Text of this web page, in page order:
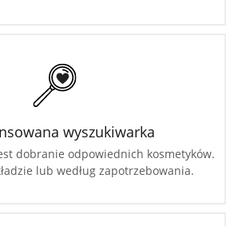
wyszukiwarka
dobranie odpowiednich kosmetyków.
lub według zapotrzebowania.